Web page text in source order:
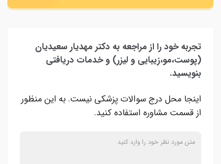
تجربه خود را از مراجعه به دکتر مهدیار سعیدیان
(پوست،مو،زیبایی و لیزر) و خدمات دریافتی
بنویسید.
اینجا محل درج سوالات پزشکی نیست. به این منظور
از قسمت مشاوره استفاده کنید.